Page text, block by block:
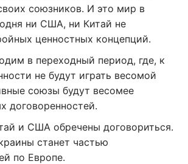
союзников. И это мир в
ни США, ни Китай не
ценностных концепций.
в переходный период, где, к
не будут играть весомой
союзы будут весомее
договоренностей.
и США обречены договориться.
станет частью
по Европе.